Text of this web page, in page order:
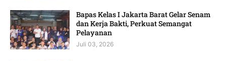
Bapas Kelas I Jakarta Barat Gelar Senam
dan Kerja Bakti, Perkuat Semangat
Pelayanan
Juli 03, 2026